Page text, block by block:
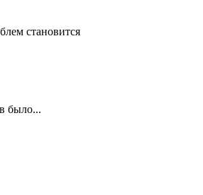
становится
было...